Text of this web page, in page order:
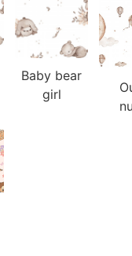
Baby bear
girl